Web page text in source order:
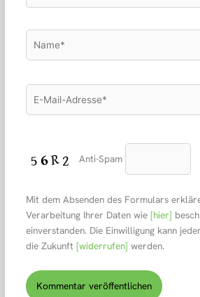
Mail-
Anti-Spam
Mit dem Absenden des Formulars
Verarbeitung Ihrer Daten wie [hier]
einverstanden. Die Einwilligung kann
die Zukunft [widerrufen] werden.